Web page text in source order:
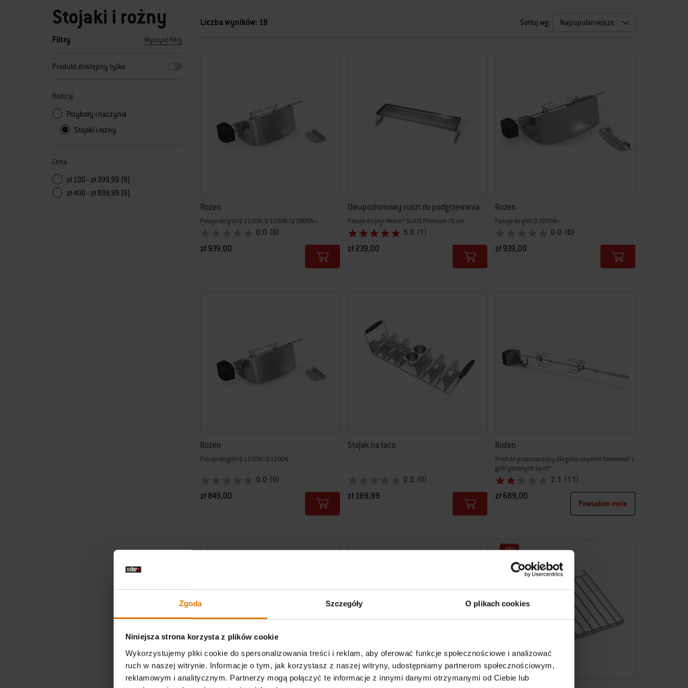
Zgoda Szczegóły O plikach cookies
Niniejsza strona korzysta z plików cookie
Wykorzystujemy pliki cookie do spersonalizowania treści i reklam, aby oferować funkcje społecznościowe i analizować
ruch w naszej witrynie. Informacje o tym, jak korzystasz z naszej witryny, udostępniamy partnerom społecznościowym,
reklamowym i analitycznym. Partnerzy mogą połączyć te informacje z innymi danymi otrzymanymi od Ciebie lub
Stojaki i rożny
Filtry
Po wybraniu jednego z filtrów strona wyników zostanie odświeżona.
Wyczyść filtry
Produkt dostępny tylko
Rodzaj
Przybory i naczynia
Stojaki i rożny
Cena
zł 100 - zł 399,99 (9)
zł 400 - zł 999,99 (9)
Liczba wyników: 18 Sortuj wg:
Rożen
Pasuje do grilli Q 2100N, Q 2200N i Q 2800N+
0.0 (0)
zł 939,00
Dwupoziomowy ruszt do podgrzewania
Pasuje do płyt Weber® SLATE Premium 76 cm
5.0 (1)
zł 239,00
Rożen
Pasuje do grilli Q 3200N+
0.0 (0)
zł 939,00
Rożen
Pasuje do grilli Q 1100N i Q 1200N
0.0 (0)
zł 849,00
Stojak na taco
0.0 (0)
zł 189,99
Rożen
Produkt przeznaczony dla grilla na pellet Searwood® i
grilli gazowych Spirit®
2.1
(11)
zł 689,00
Powiadom mnie
-25%